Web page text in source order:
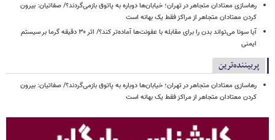
رهاسازی معتادان متجاهر در تهران؛ خیابان‌ها دوباره به پاتوق بازمی‌گردند؟/ صفاتیان: بیرون
کردن معتادان متجاهر از مراکز فقط یک بهانه است
آیا سونا می‌تواند بدن را برای مقابله با عفونت‌ها آماده‌تر کند؟/ اثر ۳۰ دقیقه گرما بر سیستم
ایمنی
پربیننده‌ترین
رهاسازی معتادان متجاهر در تهران؛ خیابان‌ها دوباره به پاتوق بازمی‌گردند؟/ صفاتیان: بیرون
کردن معتادان متجاهر از مراکز فقط یک بهانه است